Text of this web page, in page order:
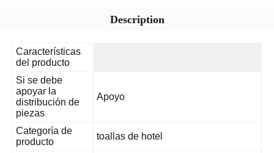
Description
Características
del producto
Si se debe
apoyar la
distribución de
piezas
Apoyo
Categoría de
producto
toallas de hotel